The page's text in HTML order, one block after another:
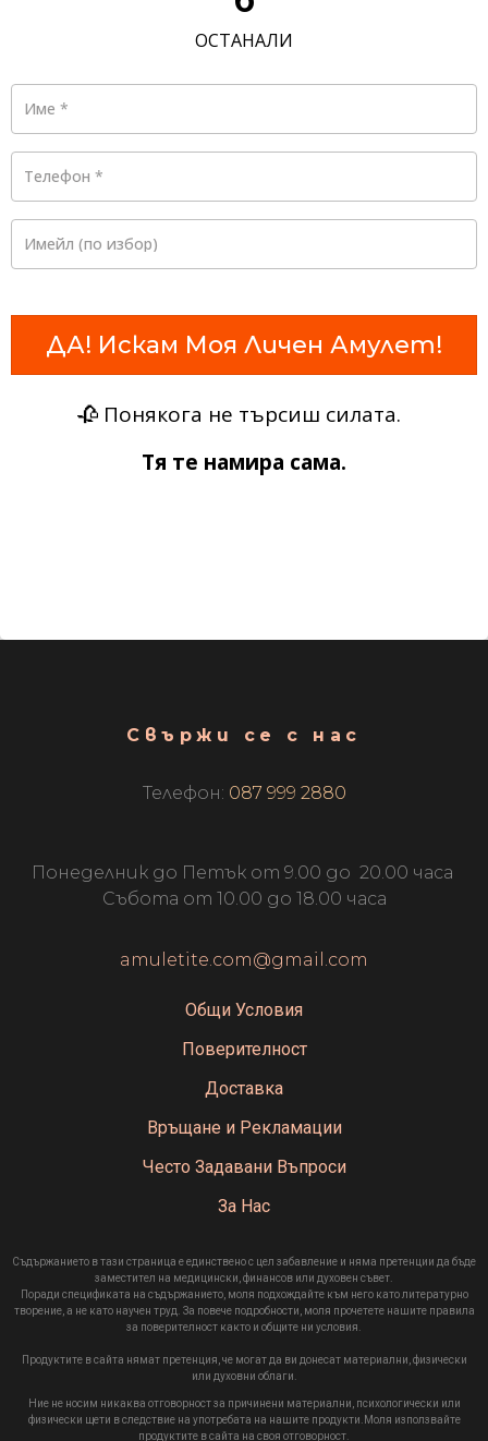
ОСТАНАЛИ
Име *
Телефон *
Имейл (по избор)
ДА! Искам Моя Личен Амулет!
🥀 Понякога не търсиш силата.
Тя те намира сама.
Свържи се с нас
Телефон: 087 999 2880
Понеделник до Петък от 9.00 до 20.00 часа
Събота от 10.00 до 18.00 часа
amuletite.com@gmail.com
Общи Условия
Поверителност
Доставка
Връщане и Рекламации
Често Задавани Въпроси
За Нас
Съдържанието в тази страница е единствено с цел забавление и няма претенции да бъде
заместител на медицински, финансов или духовен съвет.
Поради спецификата на съдържанието, моля подхождайте към него като литературно
творение, а не като научен труд. За повече подробности, моля прочетете нашите правила
за поверителност както и общите ни условия.
Продуктите в сайта нямат претенция, че могат да ви донесат материални, физически
или духовни облаги.
Ние не носим никаква отговорност за причинени материални, психологически или
физически щети в следствие на употребата на нашите продукти.Моля използвайте
продуктите в сайта на своя отговорност.